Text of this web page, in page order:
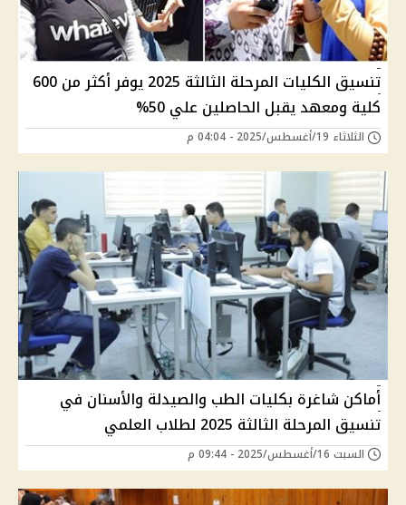
تنسيق الكليات المرحلة الثالثة 2025 يوفر أكثر من 600
كلية ومعهد يقبل الحاصلين علي 50%
الثلاثاء 19/أغسطس/2025 - 04:04 م
أماكن شاغرة بكليات الطب والصيدلة والأسنان في
تنسيق المرحلة الثالثة 2025 لطلاب العلمي
السبت 16/أغسطس/2025 - 09:44 م